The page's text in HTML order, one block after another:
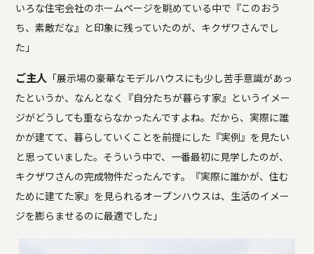
いろな住宅会社のホームページを眺めている中で『このおう
ち、素敵だな』と印象に残っていたのが、キクザワさんでし
た」
ご主人 「展示場の豪華なモデルハウスにも少し苦手意識があっ
たというか、なんとなく『自分たちが暮らす家』というイメー
ジがどうしても重ならなかったんですよね。だから、実際に誰
かが建てて、暮らしていくことを前提にした『実例』を見たい
と思っていました。そういう中で、一番最初に見学したのが、
キクザワさんの完成物件だったんです。『実際に誰かが、住む
ために建てた家』を見られるオープンハウスは、生活のイメー
ジを膨らませるのに最適でした」